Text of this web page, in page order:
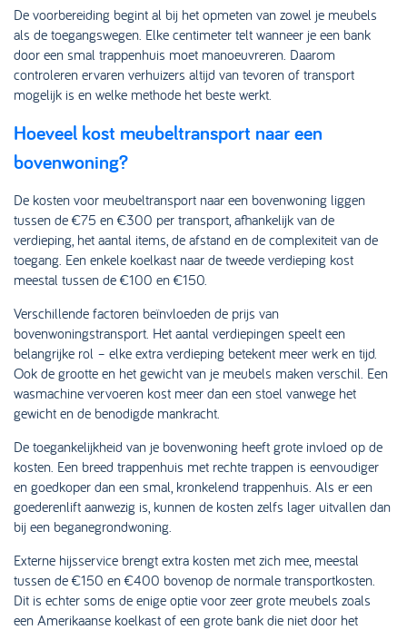
De voorbereiding begint al bij het opmeten van zowel je meubels
als de toegangswegen. Elke centimeter telt wanneer je een bank
door een smal trappenhuis moet manoeuvreren. Daarom
controleren ervaren verhuizers altijd van tevoren of transport
mogelijk is en welke methode het beste werkt.
Hoeveel kost meubeltransport naar een
bovenwoning?
De kosten voor meubeltransport naar een bovenwoning liggen
tussen de €75 en €300 per transport, afhankelijk van de
verdieping, het aantal items, de afstand en de complexiteit van de
toegang. Een enkele koelkast naar de tweede verdieping kost
meestal tussen de €100 en €150.
Verschillende factoren beïnvloeden de prijs van
bovenwoningstransport. Het aantal verdiepingen speelt een
belangrijke rol – elke extra verdieping betekent meer werk en tijd.
Ook de grootte en het gewicht van je meubels maken verschil. Een
wasmachine vervoeren kost meer dan een stoel vanwege het
gewicht en de benodigde mankracht.
De toegankelijkheid van je bovenwoning heeft grote invloed op de
kosten. Een breed trappenhuis met rechte trappen is eenvoudiger
en goedkoper dan een smal, kronkelend trappenhuis. Als er een
goederenlift aanwezig is, kunnen de kosten zelfs lager uitvallen dan
bij een beganegrondwoning.
Externe hijsservice brengt extra kosten met zich mee, meestal
tussen de €150 en €400 bovenop de normale transportkosten.
Dit is echter soms de enige optie voor zeer grote meubels zoals
een Amerikaanse koelkast of een grote bank die niet door het